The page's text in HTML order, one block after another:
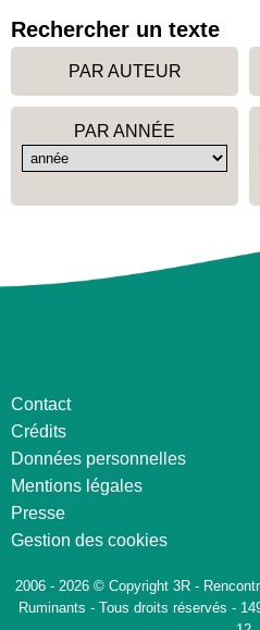
Rechercher un texte
PAR AUTEUR
PAR ANNÉE
Contact
Crédits
Données personnelles
Mentions légales
Presse
Gestion des cookies
2006 - 2026 © Copyright 3R -
Ruminants - Tous droits réservés -